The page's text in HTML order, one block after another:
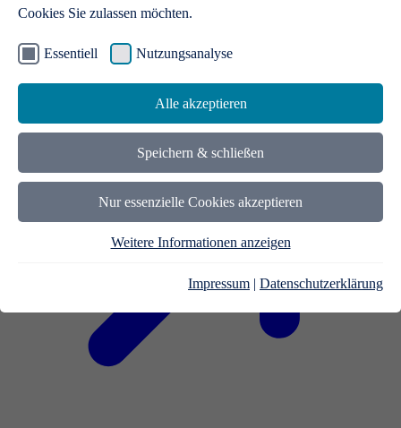
Cookies Sie zulassen möchten.
Essentiell Nutzungsanalyse
Alle akzeptieren
Speichern & schließen
Nur essenzielle Cookies akzeptieren
Weitere Informationen anzeigen
Impressum | Datenschutzerklärung
.de-Domains
Mit einer .de-Domain erhalten Ideen eine Bühne